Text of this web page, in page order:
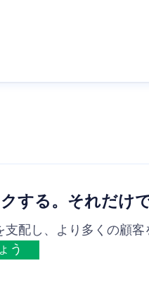
する。それだけで
支配し、より多くの顧
う